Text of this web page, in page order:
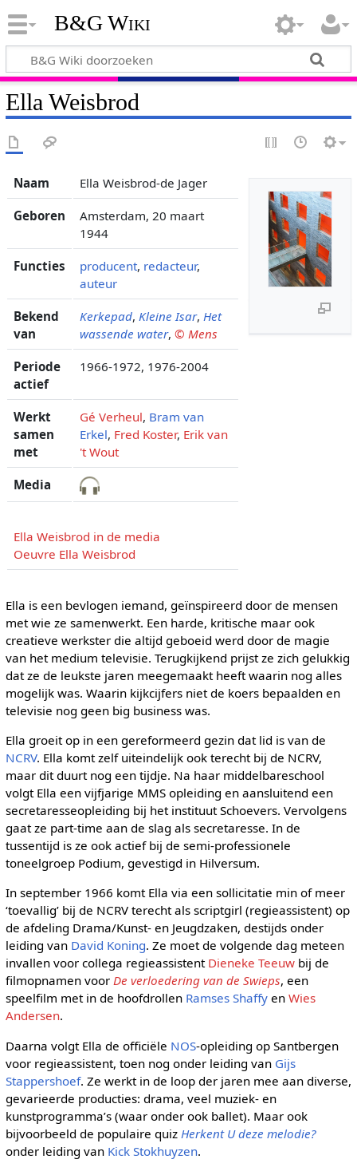
B&G Wiki
Ella Weisbrod
Naam Ella Weisbrod-de Jager
Geboren
Amsterdam, 20 maart
1944
Functies producent, redacteur,
auteur
Bekend
van
Kerkepad, Kleine Isar, Het
wassende water, © Mens
Periode
actief
1966-1972, 1976-2004
Werkt
samen
met
Gé Verheul, Bram van
Erkel, Fred Koster, Erik van
't Wout
Media
Ella Weisbrod in de media
Oeuvre Ella Weisbrod
Ella is een bevlogen iemand, geïnspireerd door de mensen
met wie ze samenwerkt. Een harde, kritische maar ook
creatieve werkster die altijd geboeid werd door de magie
van het medium televisie. Terugkijkend prijst ze zich gelukkig
dat ze de leukste jaren meegemaakt heeft waarin nog alles
mogelijk was. Waarin kijkcijfers niet de koers bepaalden en
televisie nog geen big business was.
Ella groeit op in een gereformeerd gezin dat lid is van de
NCRV. Ella komt zelf uiteindelijk ook terecht bij de NCRV,
maar dit duurt nog een tijdje. Na haar middelbareschool
volgt Ella een vijfjarige MMS opleiding en aansluitend een
secretaresseopleiding bij het instituut Schoevers. Vervolgens
gaat ze part-time aan de slag als secretaresse. In de
tussentijd is ze ook actief bij de semi-professionele
toneelgroep Podium, gevestigd in Hilversum.
In september 1966 komt Ella via een sollicitatie min of meer
‘toevallig’ bij de NCRV terecht als scriptgirl (regieassistent) op
de afdeling Drama/Kunst- en Jeugdzaken, destijds onder
leiding van David Koning. Ze moet de volgende dag meteen
invallen voor collega regieassistent Dieneke Teeuwbij de
filmopnamen voor De verloedering van de Swieps, een
speelfilm met in de hoofdrollen Ramses Shaffyen Wies
Andersen.
Daarna volgt Ella de officiële NOS-opleiding op Santbergen
voor regieassistent, toen nog onder leiding van Gijs
Stappershoef. Ze werkt in de loop der jaren mee aan diverse,
gevarieerde producties: drama, veel muziek- en
kunstprogramma’s (waar onder ook ballet). Maar ook
bijvoorbeeld de populaire quiz Herkent U deze melodie?
onder leiding van Kick Stokhuyzen.